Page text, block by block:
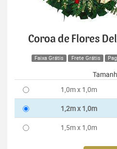
Coroa de Flores
Faixa Grátis Frete Grátis
1,0m x 1,0m
1,2m x 1,0m
1,5m x 1,0m